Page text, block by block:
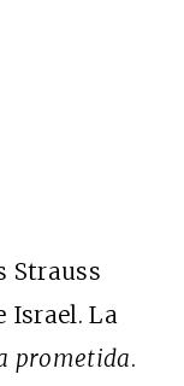
Strauss
Israel. La
prometida.